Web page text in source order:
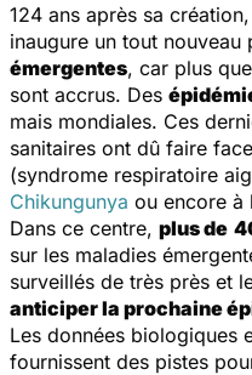
124 ans après sa
inaugure un tout nouveau
émergentes, car plus
sont accrus. Des
mais mondiales. Ces
sanitaires ont dû faire
(syndrome respiratoire
Chikungunya ou encore à
Dans ce centre, plus de
sur les maladies
surveillés de très près et
anticiper la prochaine
Les données biologiques
fournissent des pistes